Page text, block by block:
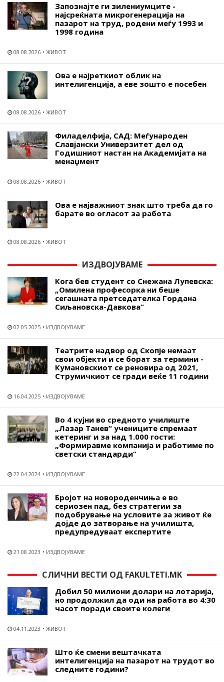
Запознајте ги зилениумците -
најсреќната микрогенерација на
пазарот на труд, родени меѓу 1993 и
1998 година
08.08.2026 ЖИВОТ
Ова е најреткиот облик на
интелигенција, а еве зошто е посебен
08.08.2026 ЖИВОТ
Филаделфија, САД: Меѓународен
Славјански Универзитет дел од
Годишниот настан на Академијата на
менаџмент
08.08.2026 ЖИВОТ
Ова е најважниот знак што треба да го
барате во огласот за работа
08.08.2026 ЖИВОТ
ИЗДВОЈУВАМЕ
Кога бев студент со Снежана Лупевска:
„Омилена професорка ни беше
сегашната претседателка Гордана
Сиљановска-Давкова“
02.05.2025 ИЗДВОЈУВАМЕ
Театрите надвор од Скопје немаат
свои објекти и се борат за термини -
Кумановскиот се реновира од 2021,
Струмичкиот се гради веќе 11 години
16.04.2025 ИЗДВОЈУВАМЕ
Во 4 кујни во средното училиште
„Лазар Танев“ учениците спремаат
кетеринг и за над 1.000 гости:
„Формиравме компанија и работиме по
светски стандарди“
22.04.2024 ИЗДВОЈУВАМЕ
Бројот на новороденчиња е во
сериозен пад, без стратегии за
подобрување на условите за живот ќе
дојде до затворање на училишта,
предупредуваат експертите
21.08.2023 ИЗДВОЈУВАМЕ
СЛИЧНИ ВЕСТИ ОД FAKULTETI.MK
Добил 50 милиони долари на лотарија,
но продолжил да оди на работа во 4:30
часот поради своите колеги
04.11.2023 ЖИВОТ
Што ќе смени вештачката
интелигенција на пазарот на трудот во
следните години?